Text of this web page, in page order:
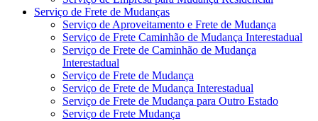
Serviço de Frete de Mudanças
Serviço de Aproveitamento e Frete de Mudança
Serviço de Frete Caminhão de Mudança Interestadual
Serviço de Frete de Caminhão de Mudança
Interestadual
Serviço de Frete de Mudança
Serviço de Frete de Mudança Interestadual
Serviço de Frete de Mudança para Outro Estado
Serviço de Frete Mudança